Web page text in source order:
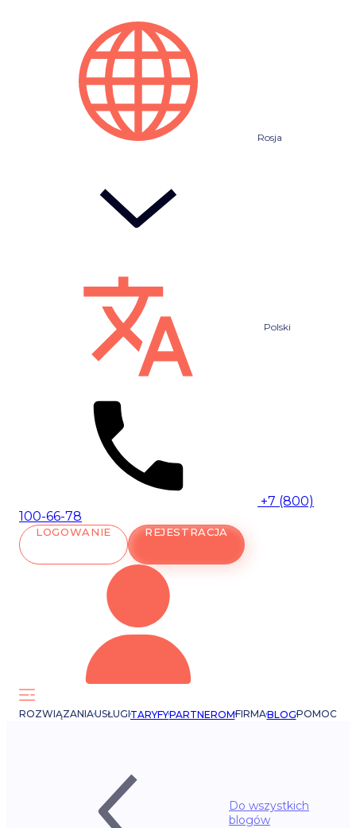
Rosja
Polski
+7 (800)
100-66-78
LOGOWANIE REJESTRACJA
ROZWIĄZANIAUSŁUGITARYFYPARTNEROMFIRMABLOGPOMOC
Do wszystkich
blogów